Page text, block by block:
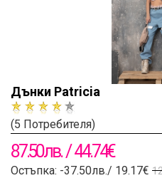
Дънки Patricia
(5 Потребителя)
87.50лв. / 44.74€
Остъпка: -37.50лв./ 19.17€